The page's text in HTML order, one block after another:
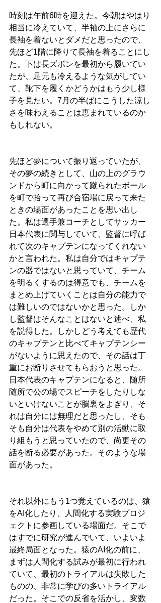
時刻は午前6時を迎えた。今朝はやはり
相当に冷えていて、半袖の上にさらに
長袖を着ないとダメだと思ったので、
先ほど1階に降りて長袖を着ることにし
た。下は長ズボンを最初から履いてい
たが、足元も冷えるような気がしてい
て、靴下を履くかどうかはもう少し様
子を見たい。7月の半ばにこうした涼し
さを味わえることは恵まれているのか
もしれない。
先ほど夢について振り返っていたが、
その夢の続きとして、山の上のグラウ
ンドから町に向かって蹴られたボール
を町で拾って再び合宿場に戻って来た
ときの場面があったことを思い出し
た。私は選手兼コーチとしてサッカー
日本代表に関与していて、監督に呼ば
れて次のキャプテンになってくれない
かと言われた。私は自分ではキャプテ
ンの器ではないと思っていて、チーム
を明るくするのは得意でも、チームを
まとめ上げていくことは自分の能力で
は難しいのではないかと思った。しか
し監督はそんなことはないと述べ、私
を説得した。しかしどう考えても歴代
のキャプテンと比べてキャプテンシー
がないように思えたので、その話は丁
重にお断りさせてもらおうと思った。
日本代表のキャプテンになると、随所
随所で公の場でスピーチをしたりしな
いといけないことが脳裏をよぎり、そ
れは自分には無理だと思ったし、そも
そも自分は代表をやめて別の活動に取
り組もうと思っていたので、尚更その
話を断る必要があった。そのような場
面があった。
それ以外にもう1つ覚えているのは、猿
をAI化したり、人間化する実験プロジ
ェクトに参画している場面だ。そこで
はすでに研究が進んでいて、いよいよ
最終局面となった。猿のAI化の前に、
まずは人間化する試みが最初に行われ
ていて、最初のトライアルは失敗した
ものの、非常に学びの多いトライアル
だった。そこでの反省を活かし、変数